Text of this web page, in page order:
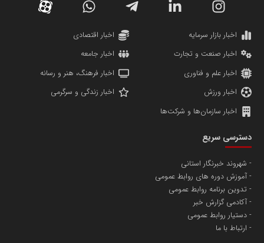
دانشگاه سئوی ایران
پایگاه اطلاع رسانی اعتلای نهادهای مردمی
تامین آهن اسفنجی تولیدکنندگان فولاد در کشور
مریم حاج نوروز نظری
مسعودصادقی
اخبار بازار سرمایه
اخبار اقتصادی
اخبار صنعت و تجارت
اخبار جامعه
اخبار علم و فناوری
اخبار فرهنگ، هنر و رسانه
اخبار ورزش
اخبار زندگی و سرگرمی
اخبار سازمان‌ها و شرکت‌ها
دسترسی سریع
شهروند خبرنگار استانی
آموزش دوره های روابط عمومی
تدوین برنامه روابط عمومی
آکادمی گزارش خبر
دستیار روابط عمومی
ارتباط با ما